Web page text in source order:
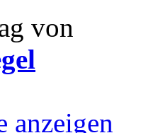
von
anzeigen